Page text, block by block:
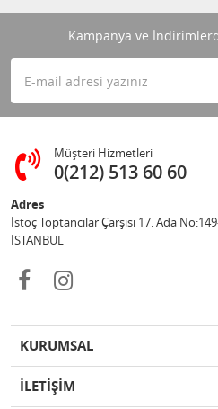
Kampanya ve
Müşteri Hizmetleri
0(212) 513 60 60
Adres
İstoç Toptancılar Çarşısı 17. Ada
İSTANBUL
KURUMSAL
İLETİŞİM